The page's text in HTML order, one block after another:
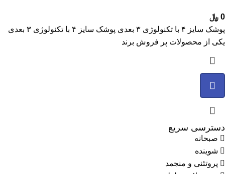
0 ﷼
پوشک سایز ۴ با تکنولوژی ۳ بعدی پوشک سایز ۴ با تکنولوژی ۳ بعدی
یکی از محصولات پر فروش برند
دسترسی سریع
صبحانه
شوینده
پروتئنی و منجمد